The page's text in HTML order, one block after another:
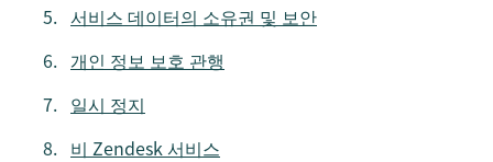
서비스 데이터의 소유권 및 보안
개인 정보 보호 관행
일시 정지
비 Zendesk 서비스